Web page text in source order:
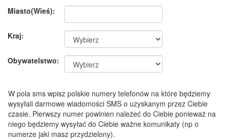
Miasto(Wieś):
Kraj:
Obywatelstwo:
W pola sms wpisz polskie numery telefonów na które będziemy
wysyłali darmowe wiadomości SMS o uzyskanym przez Ciebie
czasie. Pierwszy numer powinien należeć do Ciebie ponieważ na
niego będziemy wysyłać do Ciebie ważne komunikaty (np o
numerze jaki masz przydzielony).